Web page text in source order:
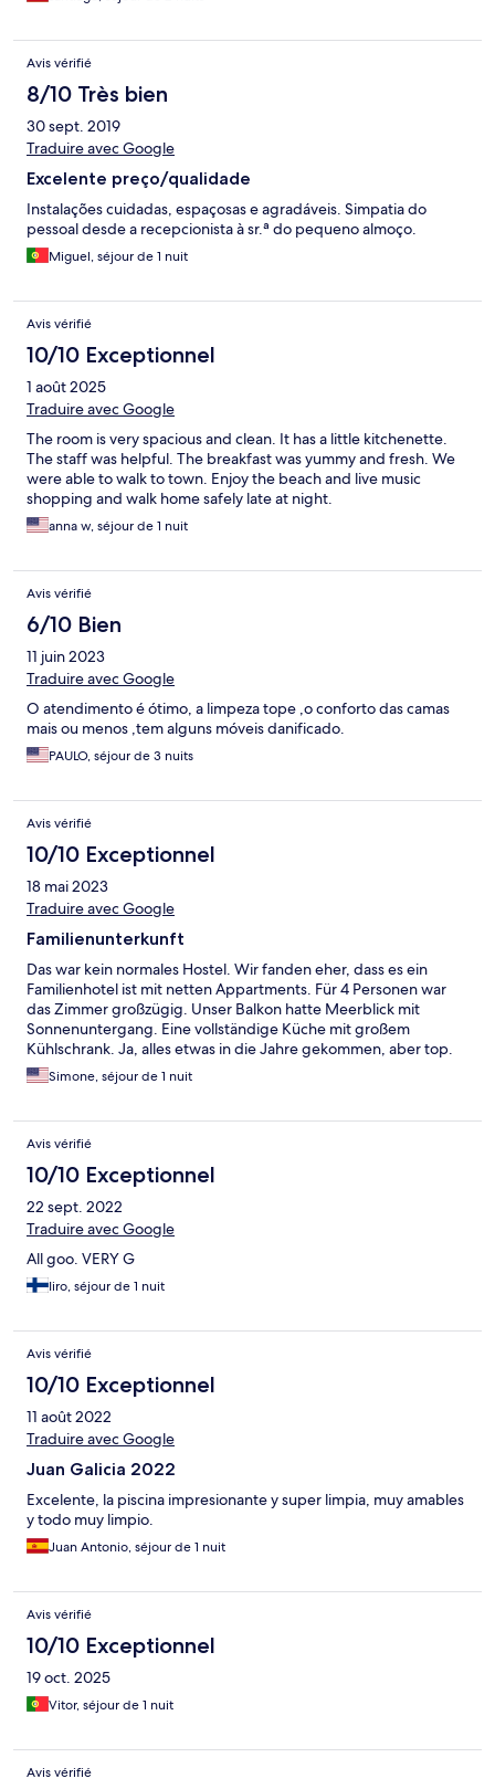
Avis vérifié
8/10 Très bien
30 sept. 2019
Traduire avec Google
Excelente preço/qualidade
Instalações cuidadas, espaçosas e agradáveis. Simpatia do
pessoal desde a recepcionista à sr.ª do pequeno almoço.
Miguel, séjour de 1 nuit
Avis vérifié
10/10 Exceptionnel
1 août 2025
Traduire avec Google
The room is very spacious and clean. It has a little kitchenette.
The staff was helpful. The breakfast was yummy and fresh. We
were able to walk to town. Enjoy the beach and live music
shopping and walk home safely late at night.
anna w, séjour de 1 nuit
Avis vérifié
6/10 Bien
11 juin 2023
Traduire avec Google
O atendimento é ótimo, a limpeza tope ,o conforto das camas
mais ou menos ,tem alguns móveis danificado.
PAULO, séjour de 3 nuits
Avis vérifié
10/10 Exceptionnel
18 mai 2023
Traduire avec Google
Familienunterkunft
Das war kein normales Hostel. Wir fanden eher, dass es ein
Familienhotel ist mit netten Appartments. Für 4 Personen war
das Zimmer großzügig. Unser Balkon hatte Meerblick mit
Sonnenuntergang. Eine vollständige Küche mit großem
Kühlschrank. Ja, alles etwas in die Jahre gekommen, aber top.
Der Wasserdruck unter der Dusche - we love it! Sogar
Seifenspender und Duschgel in der Dusche. Und nun mal zum
großen Dank an das Küchenpersonal. Leckeres Frühstück, zügig
nachgelegt und alles ordentlich! Der Pool war riesig. Wir haben
ihn nur bewundert und nicht genutzt. Das Meer, die Stadt und
der Supermarkt alles fußläufig zu erreichen. Wir können diese
Unterkunft bedenkenlos weiterempfehlen!!!
Simone, séjour de 1 nuit
Avis vérifié
10/10 Exceptionnel
22 sept. 2022
Traduire avec Google
All goo. VERY G
Iiro, séjour de 1 nuit
Avis vérifié
10/10 Exceptionnel
11 août 2022
Traduire avec Google
Juan Galicia 2022
Excelente, la piscina impresionante y super limpia, muy amables
y todo muy limpio.
Juan Antonio, séjour de 1 nuit
Avis vérifié
10/10 Exceptionnel
19 oct. 2025
Vitor, séjour de 1 nuit
Avis vérifié